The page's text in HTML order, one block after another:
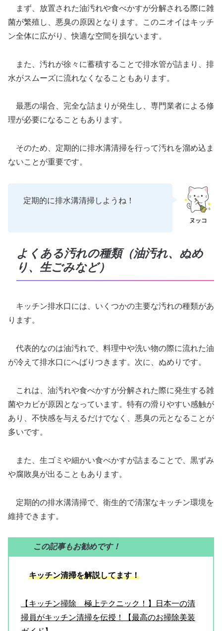
まず、放置された油汚れや食べかすが分解される際に雑
菌が繁殖し、悪臭の原因となります。このニオイはキッチ
ン全体に広がり、快適な空間を損ないます。
また、汚れが徐々に蓄積することで排水管が詰まり、排
水がスムーズに流れなくなることもあります。
最悪の場合、完全な詰まりが発生し、専門業者による修
理が必要になることもあります。
そのため、定期的に排水溝清掃を行って汚れを溜め込ま
ないことが重要です。
定期的に排水溝清掃しようね！
よくある汚れの種類（油汚れ、ぬめ
り、生ごみなど）
キッチン排水口には、いくつかの主要な汚れの種類があ
ります。
代表的なのは油汚れで、料理中や洗い物の際に流れた油
が冷えて排水口にへばりつきます。次に、ぬめりです。
これは、油汚れや食べかすが分解された際に発生する雑
菌やカビが原因となっています。特有の滑りやすい感触が
あり、不快感を与えるだけでなく、悪臭の元となることが
多いです。
また、生ゴミや細かい食べかすが詰まることで、黒ずみ
や腐敗臭が出ることもあります。
定期的の排水溝清掃で、衛生的で清潔なキッチン環境を
維持できます。
この記事もお勧めです！
キッチン清掃を解説してます！
【キッチン掃除 極上テクニック！】日本一の清
掃員がキッチン清掃を伝授！【最高のお掃除美装